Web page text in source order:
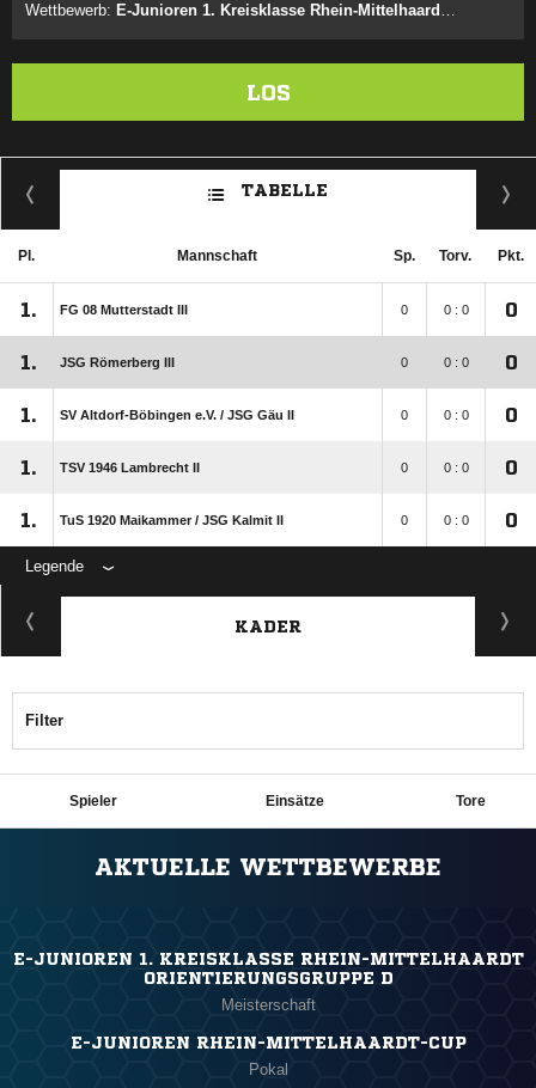
Wettbewerb: E-Junioren 1. Kreisklasse Rhein-Mittelhaardt Orientierungsgruppe D
LOS
TABELLE
Pl. Mannschaft Sp. Torv. Pkt.
1. FG 08 Mutterstadt III 0 0 : 0 0
1. JSG Römerberg III 0 0 : 0 0
1. SV Altdorf-Böbingen e.V. /​ JSG Gäu II 0 0 : 0 0
1. TSV 1946 Lambrecht II 0 0 : 0 0
1. TuS 1920 Maikammer /​ JSG Kalmit II 0 0 : 0 0
Legende
KADER
Filter
Spieler Einsätze Tore
AKTUELLE WETTBEWERBE
E-JUNIOREN 1. KREISKLASSE RHEIN-MITTELHAARDT
ORIENTIERUNGSGRUPPE D
Meisterschaft
E-JUNIOREN RHEIN-MITTELHAARDT-CUP
Pokal